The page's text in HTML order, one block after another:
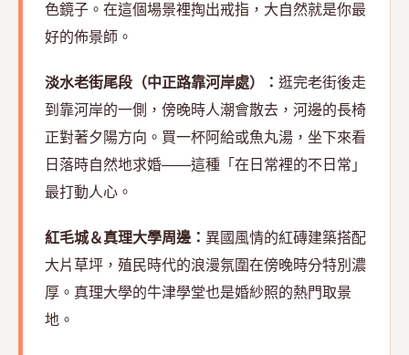
色鏡子。在這個場景裡掏出戒指，大自然就是你最
好的佈景師。
淡水老街尾段（中正路靠河岸處）： 逛完老街後走
到靠河岸的一側，傍晚時人潮會散去，河邊的長椅
正對著夕陽方向。買一杯阿給或魚丸湯，坐下來看
日落時自然地求婚——這種「在日常裡的不日常」
最打動人心。
紅毛城＆真理大學周邊： 異國風情的紅磚建築搭配
大片草坪，殖民時代的浪漫氛圍在傍晚時分特別濃
厚。真理大學的牛津學堂也是婚紗照的熱門取景
地。